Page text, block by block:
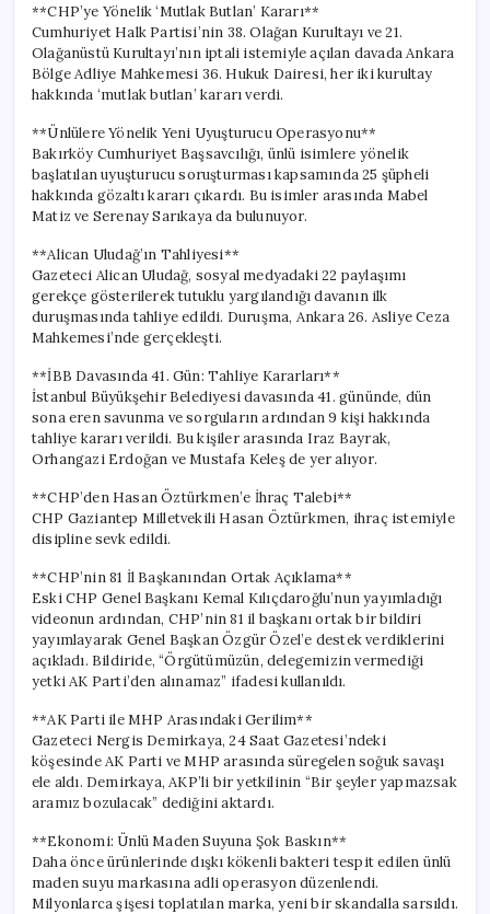
**CHP’ye Yönelik ‘Mutlak Butlan’ Kararı**
Cumhuriyet Halk Partisi’nin 38. Olağan Kurultayı ve 21.
Olağanüstü Kurultayı’nın iptali istemiyle açılan davada Ankara
Bölge Adliye Mahkemesi 36. Hukuk Dairesi, her iki kurultay
hakkında ‘mutlak butlan’ kararı verdi.
**Ünlülere Yönelik Yeni Uyuşturucu Operasyonu**
Bakırköy Cumhuriyet Başsavcılığı, ünlü isimlere yönelik
başlatılan uyuşturucu soruşturması kapsamında 25 şüpheli
hakkında gözaltı kararı çıkardı. Bu isimler arasında Mabel
Matiz ve Serenay Sarıkaya da bulunuyor.
**Alican Uludağ’ın Tahliyesi**
Gazeteci Alican Uludağ, sosyal medyadaki 22 paylaşımı
gerekçe gösterilerek tutuklu yargılandığı davanın ilk
duruşmasında tahliye edildi. Duruşma, Ankara 26. Asliye Ceza
Mahkemesi’nde gerçekleşti.
**İBB Davasında 41. Gün: Tahliye Kararları**
İstanbul Büyükşehir Belediyesi davasında 41. gününde, dün
sona eren savunma ve sorguların ardından 9 kişi hakkında
tahliye kararı verildi. Bu kişiler arasında Iraz Bayrak,
Orhangazi Erdoğan ve Mustafa Keleş de yer alıyor.
**CHP’den Hasan Öztürkmen’e İhraç Talebi**
CHP Gaziantep Milletvekili Hasan Öztürkmen, ihraç istemiyle
disipline sevk edildi.
**CHP’nin 81 İl Başkanından Ortak Açıklama**
Eski CHP Genel Başkanı Kemal Kılıçdaroğlu’nun yayımladığı
videonun ardından, CHP’nin 81 il başkanı ortak bir bildiri
yayımlayarak Genel Başkan Özgür Özel’e destek verdiklerini
açıkladı. Bildiride, “Örgütümüzün, delegemizin vermediği
yetki AK Parti’den alınamaz” ifadesi kullanıldı.
**AK Parti ile MHP Arasındaki Gerilim**
Gazeteci Nergis Demirkaya, 24 Saat Gazetesi’ndeki
köşesinde AK Parti ve MHP arasında süregelen soğuk savaşı
ele aldı. Demirkaya, AKP’li bir yetkilinin “Bir şeyler yapmazsak
aramız bozulacak” dediğini aktardı.
**Ekonomi: Ünlü Maden Suyuna Şok Baskın**
Daha önce ürünlerinde dışkı kökenli bakteri tespit edilen ünlü
maden suyu markasına adli operasyon düzenlendi.
Milyonlarca şişesi toplatılan marka, yeni bir skandalla sarsıldı.